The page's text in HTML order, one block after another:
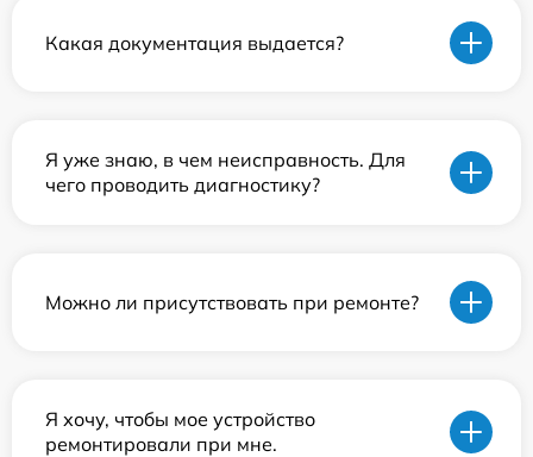
Какая документация выдается?
Я уже знаю, в чем неисправность. Для
чего проводить диагностику?
Можно ли присутствовать при ремонте?
Я хочу, чтобы мое устройство
ремонтировали при мне.